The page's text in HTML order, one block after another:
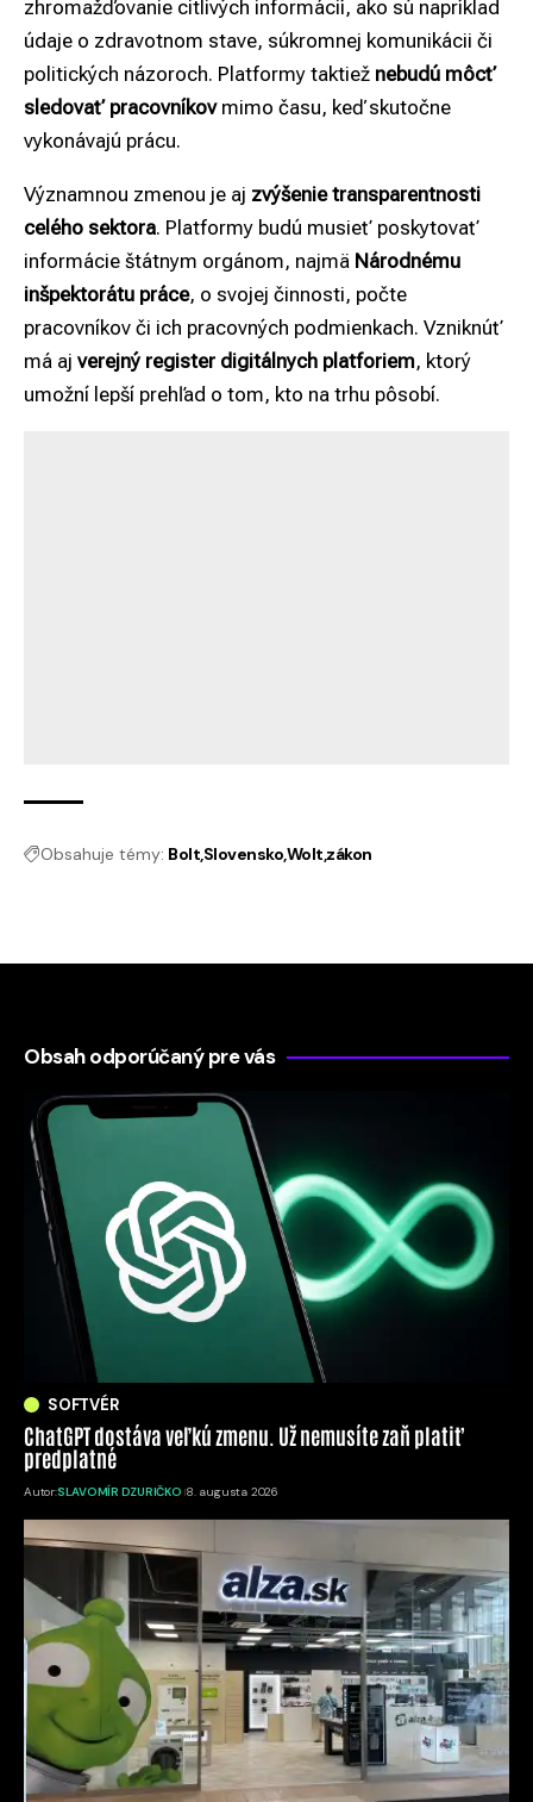
zhromažďovanie citlivých informácií, ako sú napríklad
údaje o zdravotnom stave, súkromnej komunikácii či
politických názoroch. Platformy taktiež nebudú môcť
sledovať pracovníkovmimo času, keď skutočne
vykonávajú prácu.
Významnou zmenou je aj zvýšenie transparentnosti
celého sektora. Platformy budú musieť poskytovať
informácie štátnym orgánom, najmä Národnému
inšpektorátu práce, o svojej činnosti, počte
pracovníkov či ich pracovných podmienkach. Vzniknúť
má aj verejný register digitálnych platforiem, ktorý
umožní lepší prehľad o tom, kto na trhu pôsobí.
Obsahuje témy: BoltSlovenskoWoltzákon
Obsah odporúčaný pre vás
SOFTVÉR
ChatGPT dostáva veľkú zmenu. Už nemusíte zaň platiť
predplatné
Autor:SLAVOMÍR DZURIČKO 8. augusta 2026